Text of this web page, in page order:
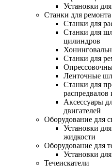
Установки
Станки для ремонта
Станки для
Станки для
цилиндров
Станки для
Ленточные
Станки для
распредвалов
Аксессуары
двигателей
Оборудование для
Установки
жидкости
Оборудование для
Установки
Течеискатели